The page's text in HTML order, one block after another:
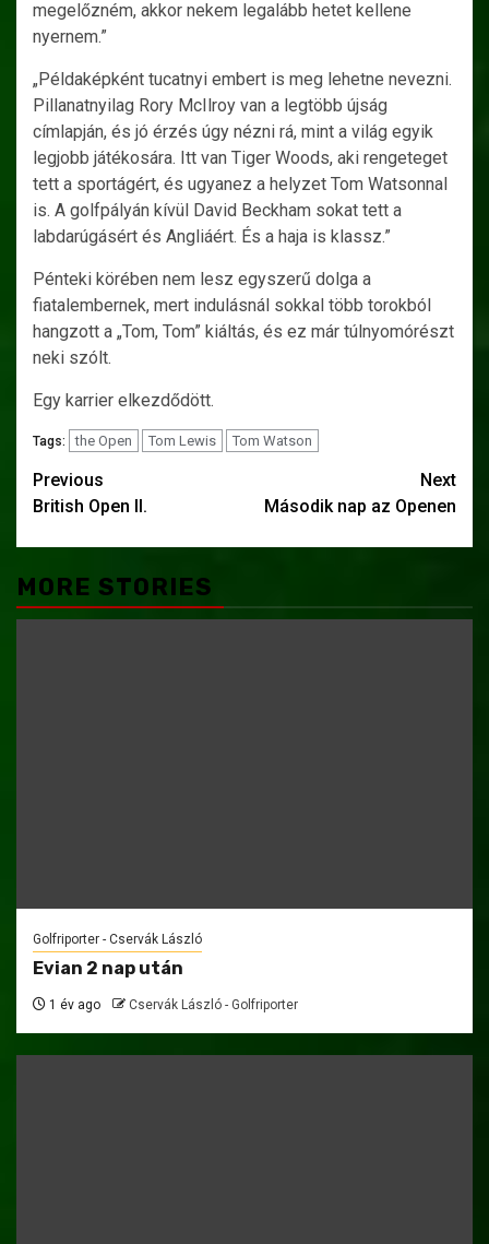
megelőzném, akkor nekem legalább hetet kellene
nyernem.”
„Példaképként tucatnyi embert is meg lehetne nevezni.
Pillanatnyilag Rory McIlroy van a legtöbb újság
címlapján, és jó érzés úgy nézni rá, mint a világ egyik
legjobb játékosára. Itt van Tiger Woods, aki rengeteget
tett a sportágért, és ugyanez a helyzet Tom Watsonnal
is. A golfpályán kívül David Beckham sokat tett a
labdarúgásért és Angliáért. És a haja is klassz.”
Pénteki körében nem lesz egyszerű dolga a
fiatalembernek, mert indulásnál sokkal több torokból
hangzott a „Tom, Tom” kiáltás, és ez már túlnyomórészt
neki szólt.
Egy karrier elkezdődött.
Tags: the Open Tom Lewis Tom Watson
Post
navigation
Previous
British Open II.
Next
Második nap az Openen
MORE STORIES
Golfriporter - Cservák László
Evian 2 nap után
1 év ago Cservák László - Golfriporter